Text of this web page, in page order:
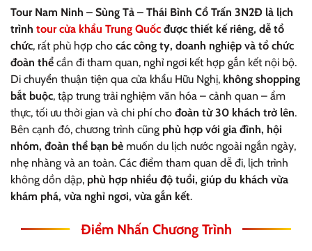
Tour Nam Ninh – Sùng Tả – Thái Bình Cổ Trấn 3N2Đ là lịch
trình tour cửa khẩu Trung Quốc được thiết kế riêng, dễ tổ
chức, rất phù hợp cho các công ty, doanh nghiệp và tổ chức
đoàn thể cần đi tham quan, nghỉ ngơi kết hợp gắn kết nội bộ.
Di chuyển thuận tiện qua cửa khẩu Hữu Nghị, không shopping
bắt buộc, tập trung trải nghiệm văn hóa – cảnh quan – ẩm
thực, tối ưu thời gian và chi phí cho đoàn từ 30 khách trở lên.
Bên cạnh đó, chương trình cũng phù hợp với gia đình, hội
nhóm, đoàn thể bạn bè muốn du lịch nước ngoài ngắn ngày,
nhẹ nhàng và an toàn. Các điểm tham quan dễ đi, lịch trình
không dồn dập, phù hợp nhiều độ tuổi, giúp du khách vừa
khám phá, vừa nghỉ ngơi, vừa gắn kết.
Điểm Nhấn Chương Trình